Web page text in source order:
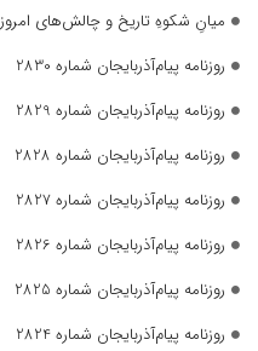
میانِ شکوهِ تاریخ و چالش‌های امروز
روزنامه پیام‌آذربایجان شماره 2830
روزنامه پیام‌آذربایجان شماره 2829
روزنامه پیام‌آذربایجان شماره 2828
روزنامه پیام‌آذربایجان شماره 2827
روزنامه پیام‌آذربایجان شماره 2826
روزنامه پیام‌آذربایجان شماره 2825
روزنامه پیام‌آذربایجان شماره 2824